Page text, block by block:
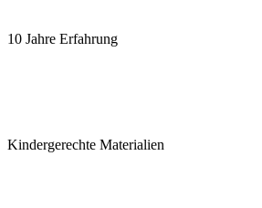
10 Jahre Erfahrung
Kindergerechte Materialien